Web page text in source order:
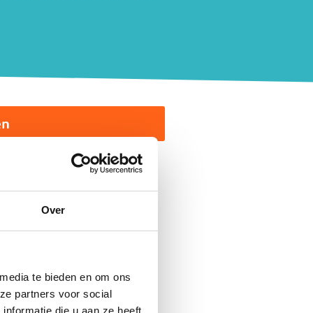
Over
te bieden en om ons
partners voor social
die u aan ze heeft
naar hun werk. Dat
voor een
Elke dag weer